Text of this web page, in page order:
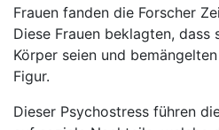
Frauen fanden die Forscher
Diese Frauen beklagten,
Körper seien und
Figur.
Dieser Psychostress führen